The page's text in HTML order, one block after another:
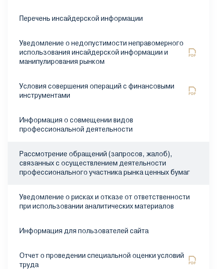
Перечень инсайдерской информации
Уведомление о недопустимости неправомерного
использования инсайдерской информации и
манипулирования рынком
Условия совершения операций с финансовыми
инструментами
Информация о совмещении видов
профессиональной деятельности
Рассмотрение обращений (запросов, жалоб),
связанных с осуществлением деятельности
профессионального участника рынка ценных бумаг
Уведомление о рисках и отказе от ответственности
при использовании аналитических материалов
Информация для пользователей сайта
Отчет о проведении специальной оценки условий
труда